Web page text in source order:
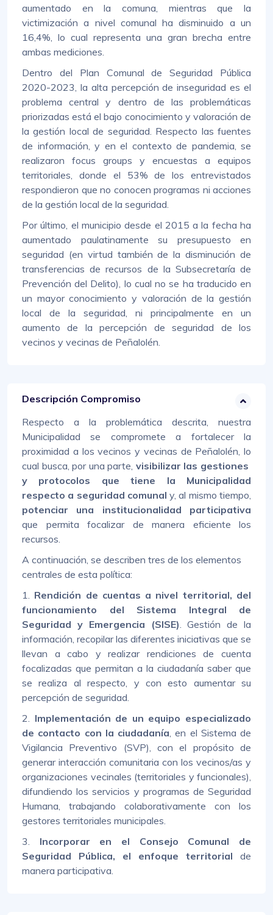
aumentado en la comuna, mientras que la
victimización a nivel comunal ha disminuido a un
16,4%, lo cual representa una gran brecha entre
ambas mediciones.
Dentro del Plan Comunal de Seguridad Pública
2020-2023, la alta percepción de inseguridad es el
problema central y dentro de las problemáticas
priorizadas está el bajo conocimiento y valoración de
la gestión local de seguridad. Respecto las fuentes
de información, y en el contexto de pandemia, se
realizaron focus groups y encuestas a equipos
territoriales, donde el 53% de los entrevistados
respondieron que no conocen programas ni acciones
de la gestión local de la seguridad.
Por último, el municipio desde el 2015 a la fecha ha
aumentado paulatinamente su presupuesto en
seguridad (en virtud también de la disminución de
transferencias de recursos de la Subsecretaría de
Prevención del Delito), lo cual no se ha traducido en
un mayor conocimiento y valoración de la gestión
local de la seguridad, ni principalmente en un
aumento de la percepción de seguridad de los
vecinos y vecinas de Peñalolén.
Descripción Compromiso
Respecto a la problemática descrita, nuestra
Municipalidad se compromete a fortalecer la
proximidad a los vecinos y vecinas de Peñalolén, lo
cual busca, por una parte, visibilizar las gestiones
y protocolos que tiene la Municipalidad
respecto a seguridad comunal y, al mismo tiempo,
potenciar una institucionalidad participativa
que permita focalizar de manera eficiente los
recursos.
A continuación, se describen tres de los elementos
centrales de esta política:
1. Rendición de cuentas a nivel territorial, del
funcionamiento del Sistema Integral de
Seguridad y Emergencia (SISE).Gestión de la
información, recopilar las diferentes iniciativas que se
llevan a cabo y realizar rendiciones de cuenta
focalizadas que permitan a la ciudadanía saber que
se realiza al respecto, y con esto aumentar su
percepción de seguridad.
2. Implementación de un equipo especializado
de contacto con la ciudadanía, en el Sistema de
Vigilancia Preventivo (SVP), con el propósito de
generar interacción comunitaria con los vecinos/as y
organizaciones vecinales (territoriales y funcionales),
difundiendo los servicios y programas de Seguridad
Humana, trabajando colaborativamente con los
gestores territoriales municipales.
3. Incorporar en el Consejo Comunal de
Seguridad Pública, el enfoque territorial de
manera participativa.